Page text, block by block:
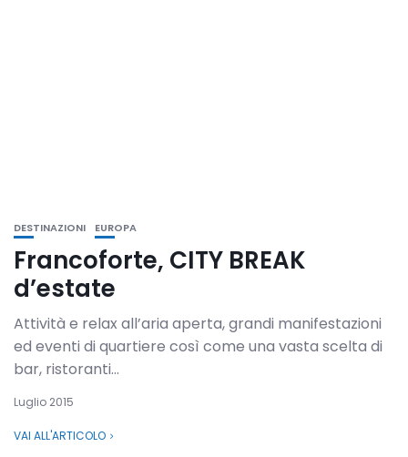
DESTINAZIONI EUROPA
Francoforte, CITY BREAK
d’estate
Attività e relax all’aria aperta, grandi manifestazioni
ed eventi di quartiere così come una vasta scelta di
bar, ristoranti...
Luglio 2015
VAI ALL'ARTICOLO